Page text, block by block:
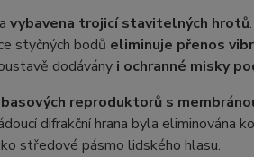
vybavena trojicí stavitelných hrotů
styčných bodů eliminuje přenos
dodáványi ochranné misky
reproduktorů s
difrakční hrana byla
středové pásmo lidského hlasu.